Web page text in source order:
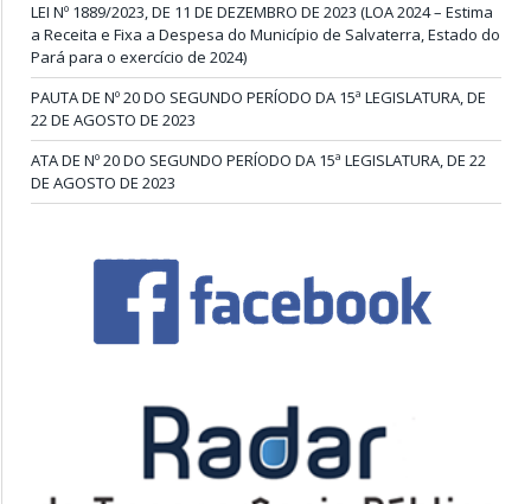
LEI Nº 1889/2023, DE 11 DE DEZEMBRO DE 2023 (LOA 2024 – Estima
a Receita e Fixa a Despesa do Município de Salvaterra, Estado do
Pará para o exercício de 2024)
PAUTA DE Nº 20 DO SEGUNDO PERÍODO DA 15ª LEGISLATURA, DE
22 DE AGOSTO DE 2023
ATA DE Nº 20 DO SEGUNDO PERÍODO DA 15ª LEGISLATURA, DE 22
DE AGOSTO DE 2023